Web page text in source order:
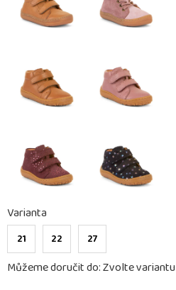
Varianta
21 22 27
Můžeme doručit do:Zvolte variantu